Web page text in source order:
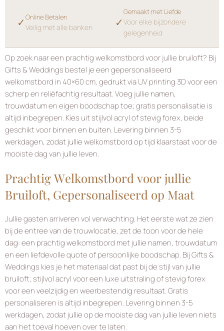
✓ Online Betalen
Veilig met alle banken ✓
Gemaakt met Liefde
Voor elke bijzondere
gelegenheid
Op zoek naar een prachtig welkomstbord voor jullie bruiloft? Bij
Gifts & Weddings bestel je een gepersonaliseerd
welkomstbord in 40×60 cm, gedrukt via UV printing 3D voor een
scherp en reliëfachtig resultaat. Voeg jullie namen,
trouwdatum en eigen boodschap toe; gratis personalisatie is
altijd inbegrepen. Kies uit stijlvol acryl of stevig forex, beide
geschikt voor binnen en buiten. Levering binnen 3-5
werkdagen, zodat jullie welkomstbord op tijd klaarstaat voor de
mooiste dag van jullie leven.
Prachtig Welkomstbord voor jullie
Bruiloft, Gepersonaliseerd op Maat
Jullie gasten arriveren vol verwachting. Het eerste wat ze zien
bij de entree van de trouwlocatie, zet de toon voor de hele
dag: een prachtig welkomstbord met jullie namen, trouwdatum
en een liefdevolle quote of persoonlijke boodschap. Bij Gifts &
Weddings kies je het materiaal dat past bij de stijl van jullie
bruiloft; stijlvol acryl voor een luxe uitstraling of stevig forex
voor een veelzijdig en weerbestendig resultaat. Gratis
personaliseren is altijd inbegrepen. Levering binnen 3-5
werkdagen, zodat jullie op de mooiste dag van jullie leven niets
aan het toeval hoeven over te laten.